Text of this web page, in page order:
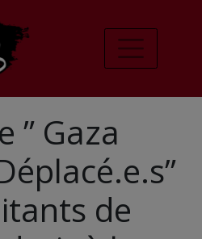
” Gaza
de